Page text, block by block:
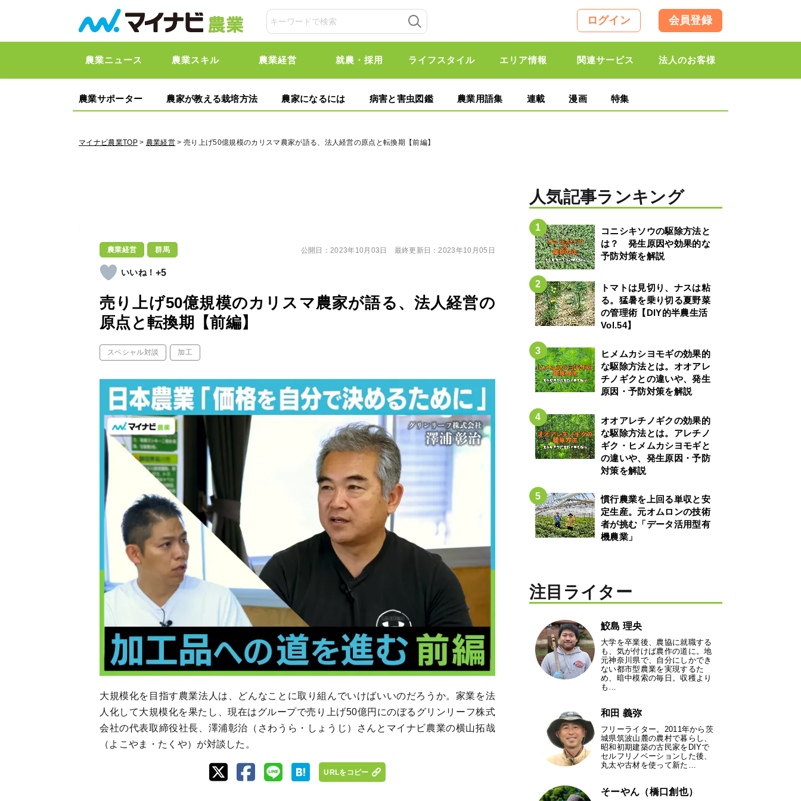
ログイン 会員登録
農業ニュース 農業スキル 農業経営 就農・採用 ライフスタイル エリア情報 関連サービス 法人のお客様
農業サポーター 農家が教える栽培方法 農家になるには 病害と害虫図鑑 農業用語集 連載 漫画 特集
マイナビ農業TOP> 農業経営 > 売り上げ50億規模のカリスマ農家が語る、法人経営の原点と転換期【前編】
農業経営 群馬
+5
売り上げ50億規模のカリスマ農家が語る、法人経営の
原点と転換期【前編】
スペシャル対談 加工
公開日：2023年10月03日 最終更新日：2023年10月05日
大規模化を目指す農業法人は、どんなことに取り組んでいけばいいのだろうか。家業を法
人化して大規模化を果たし、現在はグループで売り上げ50億円にのぼるグリンリーフ株式
会社の代表取締役社長、澤浦彰治（さわうら・しょうじ）さんとマイナビ農業の横山拓哉
（よこやま・たくや）が対談した。
URLをコピー
人気記事ランキング
コニシキソウの駆除方法と
は？ 発生原因や効果的な
予防対策を解説
トマトは見切り、ナスは粘
る。猛暑を乗り切る夏野菜
の管理術【DIY的半農生活
Vol.54】
ヒメムカシヨモギの効果的
な駆除方法とは。オオアレ
チノギクとの違いや、発生
原因・予防対策を解説
オオアレチノギクの効果的
な駆除方法とは。アレチノ
ギク・ヒメムカシヨモギと
の違いや、発生原因・予防
対策を解説
慣行農業を上回る単収と安
定生産。元オムロンの技術
者が挑む「データ活用型有
機農業」
注目ライター
鮫島 理央
大学を卒業後、農協に就職する
も、気が付けば農作の道に。地
元神奈川県で、自分にしかでき
ない都市型農業を実現するた
め、暗中模索の毎日。収穫より
も…
和田 義弥
フリーライター。2011年から茨
城県筑波山麓の農村で暮らし、
昭和初期建築の古民家をDIYで
セルフリノベーションした後、
丸太や古材を使って新た…
そーやん（橋口創也）